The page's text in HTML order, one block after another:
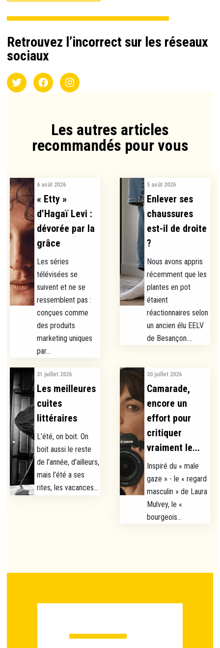
Retrouvez l’incorrect sur les réseaux
sociaux
Les autres articles
recommandés pour vous​
6 août 2026
« Etty »
d’Hagaï Levi :
dévorée par la
grâce
Les séries
télévisées se
suivent et ne se
ressemblent pas :
conçues comme
des produits
marketing uniques
par...
5 août 2026
Enlever ses
chaussures
est-il de droite
?
Nous avons appris
récemment que les
plantes en pot
étaient
réactionnaires selon
un ancien élu EELV
de Besançon....
31 juillet 2026
Les meilleures
cuites
littéraires
L’été, on boit. On
boit aussi le reste
de l’année, d’ailleurs,
mais l’été a ses
rites, les vacances...
30 juillet 2026
Camarade,
encore un
effort pour
critiquer
vraiment le...
Inspiré du « male
gaze » - le « regard
masculin » de Laura
Mulvey, le «
bourgeois...